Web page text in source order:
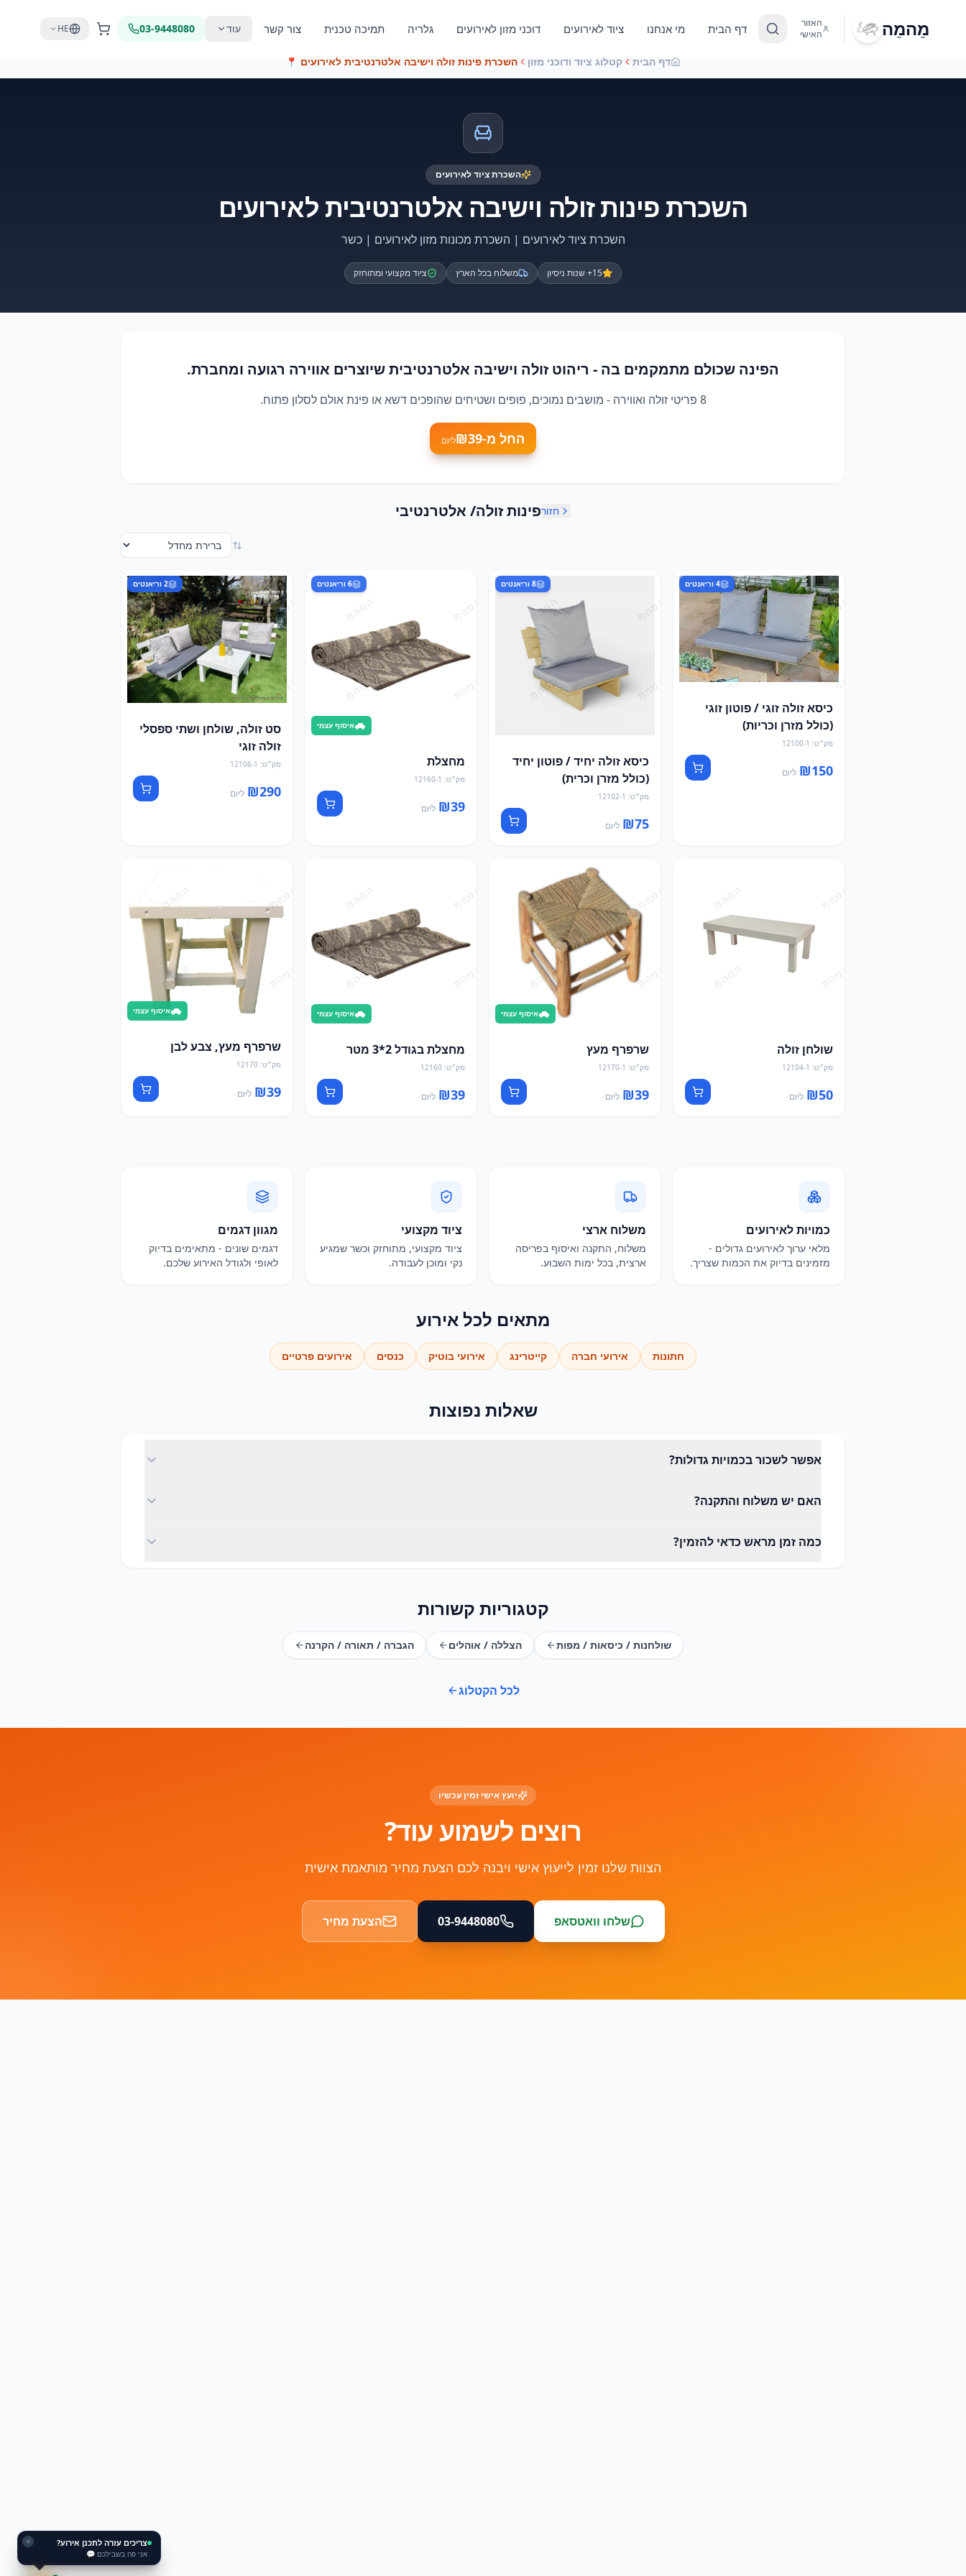
03-9448080
HE דף הבית מי אנחנו ציוד לאירועים דוכני מזון לאירועים גלריה תמיכה טכנית צור קשר עוד מֵהמֵה
האזור
האישי
דף הבית קטלוג ציוד ודוכני מזון השכרת פינות זולה וישיבה אלטרנטיבית לאירועים 📍
השכרת ציוד לאירועים
השכרת פינות זולה וישיבה אלטרנטיבית לאירועים
השכרת ציוד לאירועים | השכרת מכונות מזון לאירועים | כשר
15+ שנות ניסיון משלוח בכל הארץ ציוד מקצועי ומתוחזק
הפינה שכולם מתמקמים בה - ריהוט זולה וישיבה אלטרנטיבית שיוצרים אווירה רגועה ומחברת.
8 פריטי זולה ואווירה - מושבים נמוכים, פופים ושטיחים שהופכים דשא או פינת אולם לסלון פתוח.
החל מ-₪39 ליום
חזורפינות זולה/ אלטרנטיבי
4 וריאנטים
כיסא זולה זוגי / פוטון זוגי
(כולל מזרן וכריות)
מק״ט:
12100-1
₪150 ליום
8 וריאנטים
כיסא זולה יחיד / פוטון יחיד
(כולל מזרן וכרית)
מק״ט:
12102-1
₪75 ליום
6 וריאנטים
איסוף עצמי
מחצלת
מק״ט:
12160-1
₪39 ליום
2 וריאנטים
סט זולה, שולחן ושתי ספסלי
זולה זוגי
מק״ט:
12106-1
₪290 ליום
שולחן זולה
מק״ט:
12104-1
₪50 ליום
איסוף עצמי
שרפרף מעץ
מק״ט:
12170-1
₪39 ליום
איסוף עצמי
מחצלת בגודל 2*3 מטר
מק״ט:
12160
₪39 ליום
איסוף עצמי
שרפרף מעץ, צבע לבן
מק״ט:
12170
₪39 ליום
כמויות לאירועים
מלאי ערוך לאירועים גדולים -
מזמינים בדיוק את הכמות שצריך.
משלוח ארצי
משלוח, התקנה ואיסוף בפריסה
ארצית, בכל ימות השבוע.
ציוד מקצועי
ציוד מקצועי, מתוחזק וכשר שמגיע
נקי ומוכן לעבודה.
מגוון דגמים
דגמים שונים - מתאימים בדיוק
לאופי ולגודל האירוע שלכם.
מתאים לכל אירוע
חתונות אירועי חברה קייטרינג אירועי בוטיק כנסים אירועים פרטיים
שאלות נפוצות
אפשר לשכור בכמויות גדולות?
האם יש משלוח והתקנה?
כמה זמן מראש כדאי להזמין?
קטגוריות קשורות
שולחנות / כיסאות / מפות הצללה / אוהלים הגברה / תאורה / הקרנה
לכל הקטלוג
יועץ אישי זמין עכשיו
רוצים לשמוע עוד?
הצוות שלנו זמין לייעוץ אישי ויבנה לכם הצעת מחיר מותאמת אישית
שלחו וואטסאפ 03-9448080 הצעת מחיר
✕ צריכים עזרה לתכנן אירוע?
אני פה בשבילכם 💬